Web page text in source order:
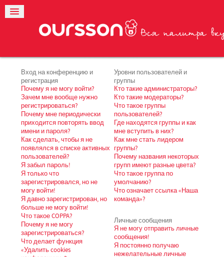
Вход на конференцию и
регистрация
Почему я не могу войти?
Зачем мне вообще нужно
регистрироваться?
Почему мне периодически
приходится повторять ввод
имени и пароля?
Как сделать, чтобы я не
появлялся в списке активных
пользователей?
Я забыл пароль!
Я только что
зарегистрировался, но не
могу войти!
Я давно зарегистрирован, но
больше не могу войти!
Что такое COPPA?
Почему я не могу
зарегистрироваться?
Что делает функция
«Удалить cookies
Уровни пользователей и
группы
Кто такие администраторы?
Кто такие модераторы?
Что такое группы
пользователей?
Где находятся группы и как
мне вступить в них?
Как мне стать лидером
группы?
Почему названия некоторых
групп имеют разные цвета?
Что такое группа по
умолчанию?
Что означает ссылка «Наша
команда»?
Личные сообщения
Я не могу отправить личные
сообщения!
Я постоянно получаю
нежелательные личные